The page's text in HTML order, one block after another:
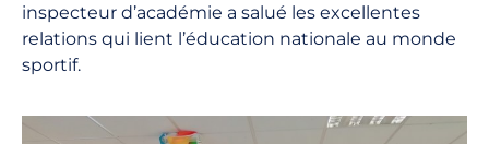
inspecteur d’académie a salué les excellentes
relations qui lient l’éducation nationale au monde
sportif.